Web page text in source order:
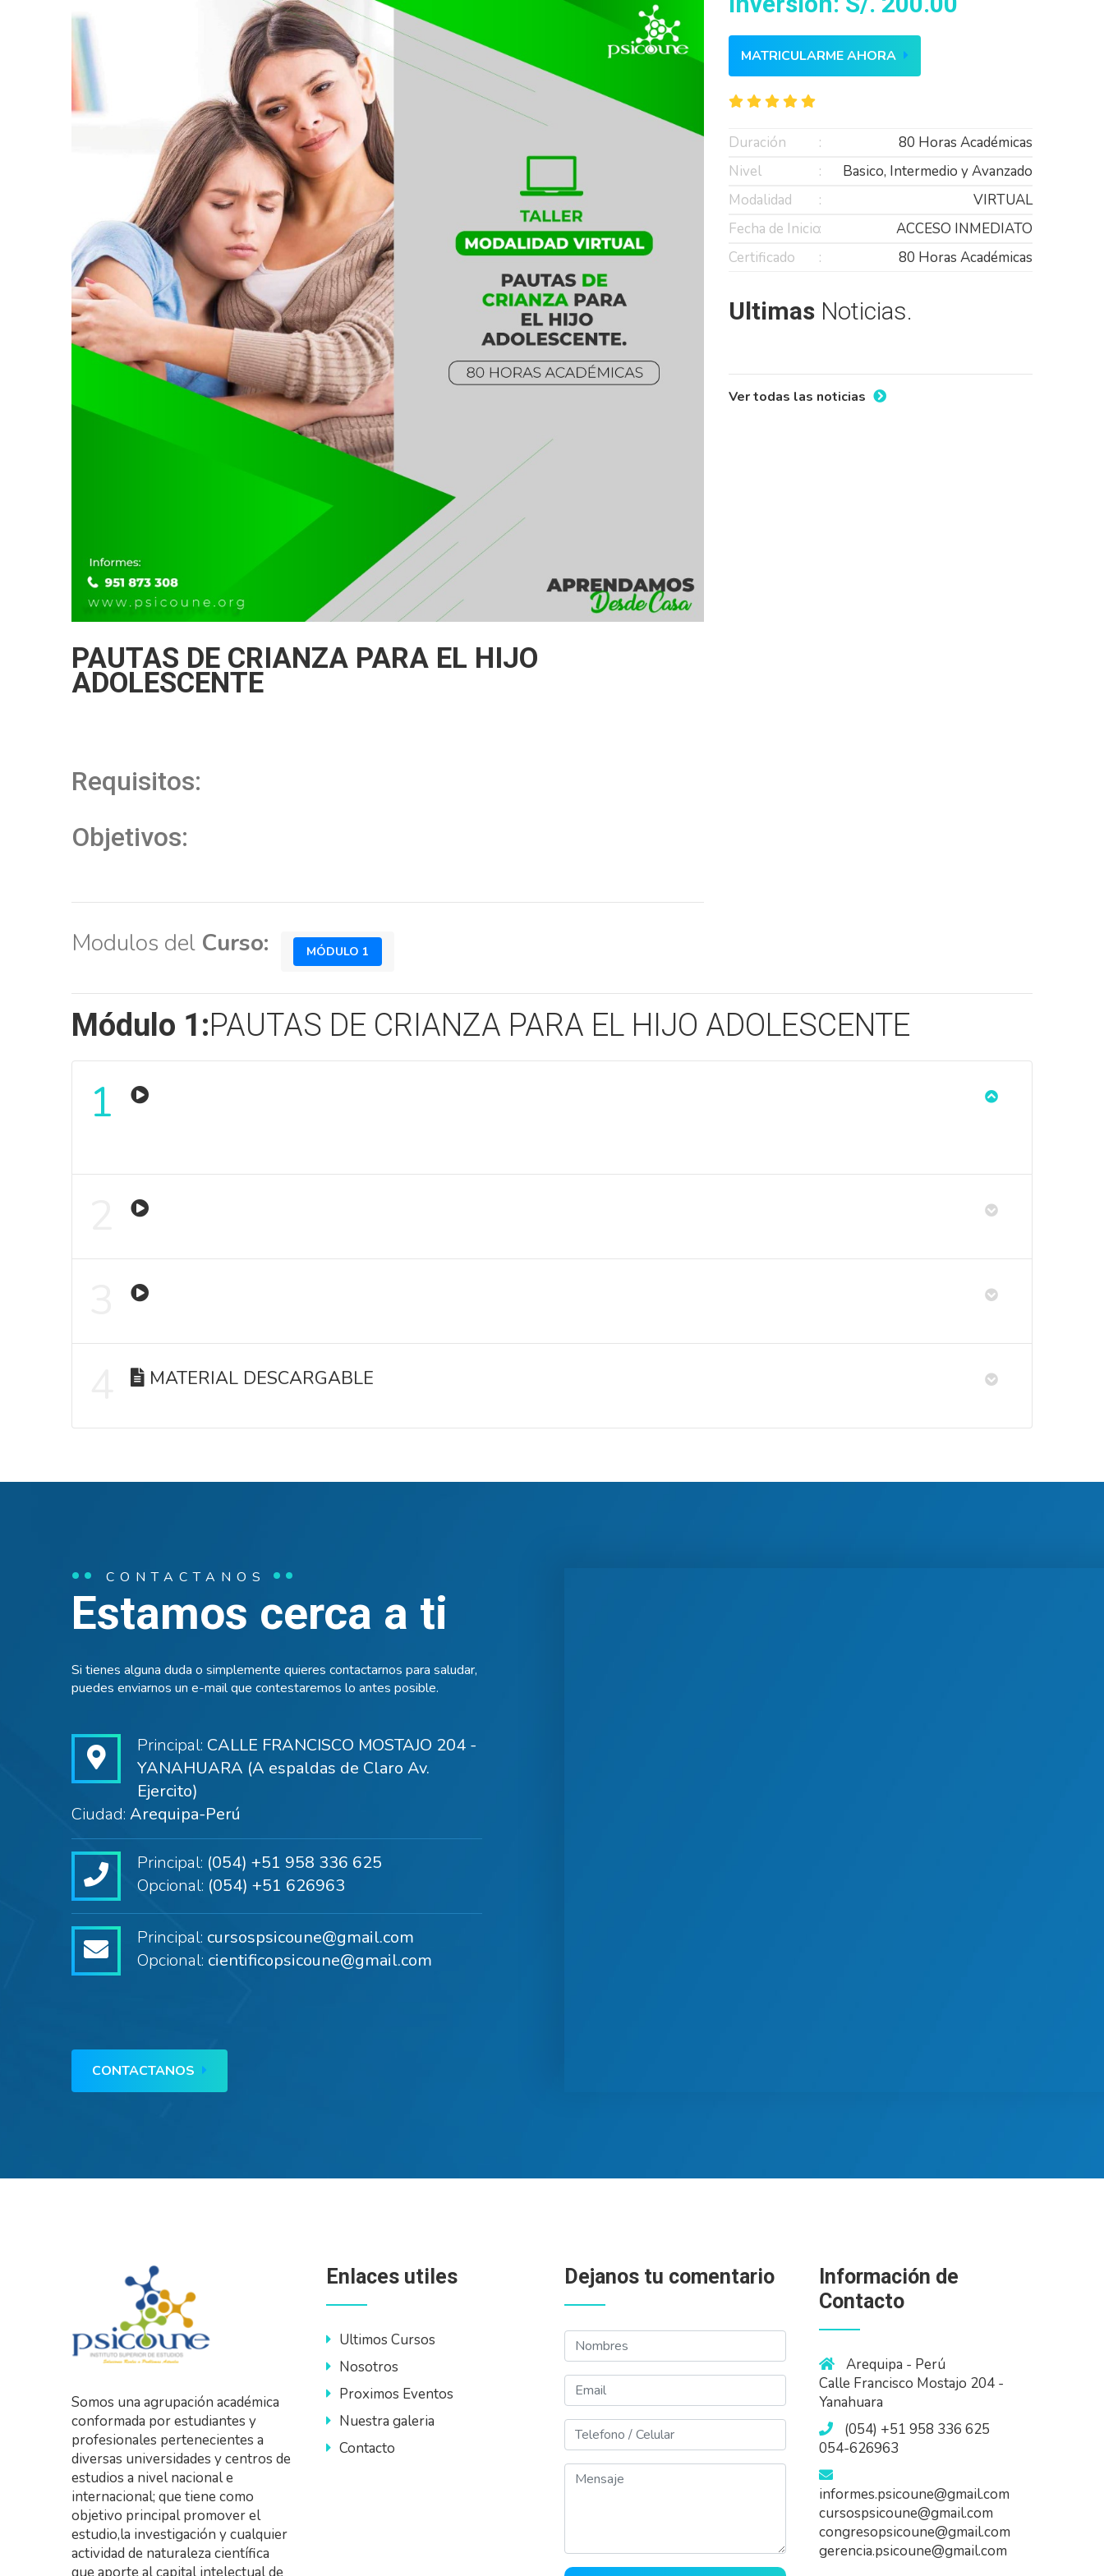
PAUTAS DE CRIANZA PARA EL HIJO
ADOLESCENTE
Requisitos:
Objetivos:
MATRICULARME AHORA
Duración
80 Horas Académicas
Nivel
Basico, Intermedio y Avanzado
Modalidad
VIRTUAL
Fecha de Inicio
ACCESO INMEDIATO
Certificado
80 Horas Académicas
Ultimas Noticias.
Ver todas las noticias
Modulos del Curso: MÓDULO 1
Módulo 1:PAUTAS DE CRIANZA PARA EL HIJO ADOLESCENTE
1
MATERIAL DESCARGABLE
CONTACTANOS
Estamos cerca a ti
Si tienes alguna duda o simplemente quieres contactarnos para saludar,
puedes enviarnos un e-mail que contestaremos lo antes posible.
Principal: CALLE FRANCISCO MOSTAJO 204 -
YANAHUARA (A espaldas de Claro Av.
Ejercito)
Ciudad: Arequipa-Perú
Principal: (054) +51 958 336 625
Opcional: (054) +51 626963
Principal: cursospsicoune@gmail.com
Opcional: cientificopsicoune@gmail.com
CONTACTANOS
Somos una agrupación académica
conformada por estudiantes y
profesionales pertenecientes a
diversas universidades y centros de
estudios a nivel nacional e
internacional; que tiene como
objetivo principal promover el
estudio,la investigación y cualquier
actividad de naturaleza científica
Enlaces utiles
Ultimos Cursos
Nosotros
Proximos Eventos
Nuestra galeria
Contacto
Dejanos tu comentario
Nombres
Email
Telefono
Mensaje
Información de
Contacto
Arequipa - Perú
Calle Francisco Mostajo 204 -
Yanahuara
(054) +51 958 336 625
054-626963
informes.psicoune@gmail.com
cursospsicoune@gmail.com
congresopsicoune@gmail.com
gerencia.psicoune@gmail.com